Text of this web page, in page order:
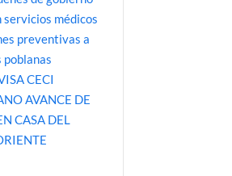
servicios médicos
preventivas a
CECI
AVANCE DE
CASA DEL